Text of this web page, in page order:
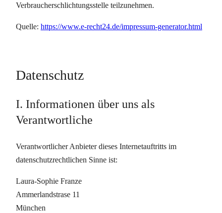
Verbraucherschlichtungsstelle teilzunehmen.
Quelle: https://www.e-recht24.de/impressum-generator.html
Datenschutz
I. Informationen über uns als
Verantwortliche
Verantwortlicher Anbieter dieses Internetauftritts im
datenschutzrechtlichen Sinne ist:
Laura-Sophie Franze
Ammerlandstrase 11
München